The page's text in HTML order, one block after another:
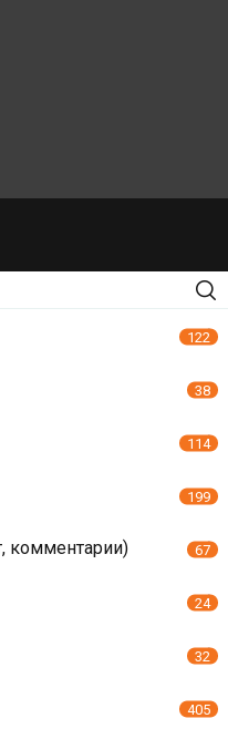
122
38
114
199
комментарии) 67
24
32
405